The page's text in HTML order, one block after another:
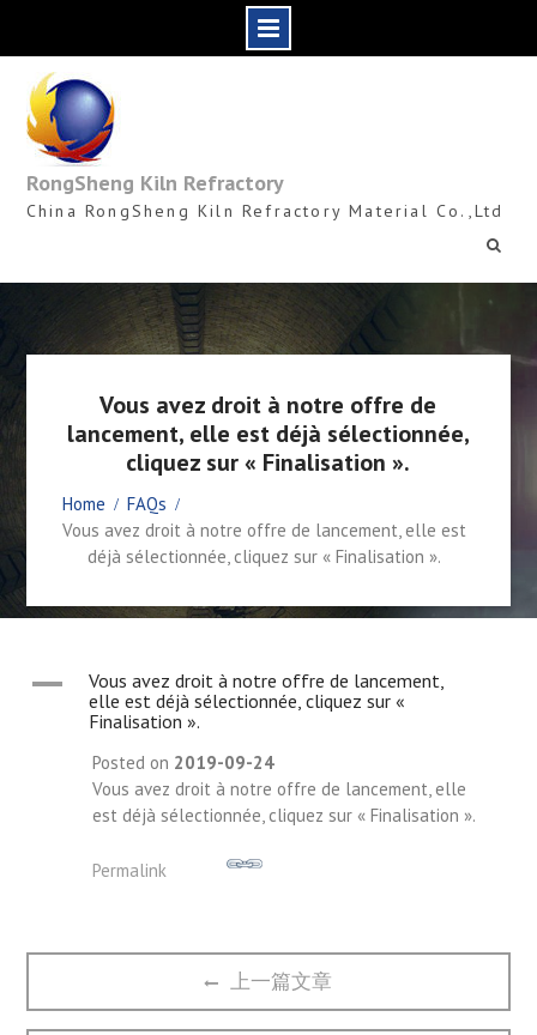
content
RongSheng Kiln Refractory
China RongSheng Kiln Refractory Material Co.,Ltd
Vous avez droit à notre offre de
lancement, elle est déjà sélectionnée,
cliquez sur « Finalisation ».
Home
FAQs
Vous avez droit à notre offre de lancement, elle est
déjà sélectionnée, cliquez sur « Finalisation ».
A
Vous avez droit à notre offre de lancement,
elle est déjà sélectionnée, cliquez sur «
Finalisation ».
Posted on 2019-09-24
Vous avez droit à notre offre de lancement, elle
est déjà sélectionnée, cliquez sur « Finalisation ».
Permalink
文
导
Previous
post:
上一篇文章